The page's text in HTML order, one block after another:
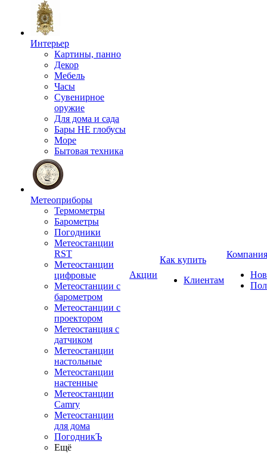
Интерьер
Картины, панно
Декор
Мебель
Часы
Сувенирное
оружие
Для дома и сада
Бары НЕ глобусы
Море
Бытовая техника
Метеоприборы
Термометры
Барометры
Погодники
Метеостанции
RST
Метеостанции
цифровые
Метеостанции с
барометром
Метеостанции с
проектором
Метеостанция с
датчиком
Метеостанции
настольные
Метеостанции
настенные
Метеостанции
Camry
Метеостанции
для дома
ПогодникЪ
Ещё
Акции
Как купить
Клиентам
Компания